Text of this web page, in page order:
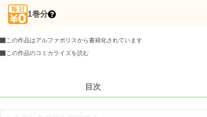
1巻分
この作品はアルファポリスから書籍化されています
この作品のコミカライズを読む
目次